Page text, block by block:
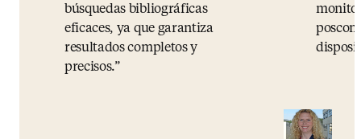
búsquedas bibliográficas
eficaces, ya que garantiza
resultados completos y
precisos.